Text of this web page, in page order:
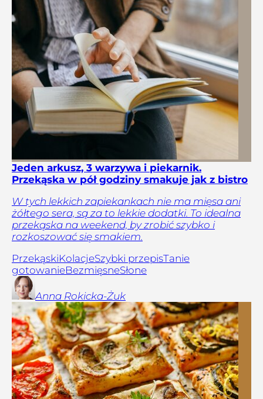
Jeden arkusz, 3 warzywa i piekarnik.
Przekąska w pół godziny smakuje jak z bistro
W tych lekkich zapiekankach nie ma mięsa ani
żółtego sera, są za to lekkie dodatki. To idealna
przekąska na weekend, by zrobić szybko i
rozkoszować się smakiem.
PrzekąskiKolacjeSzybki przepisTanie
gotowanieBezmięsneSłone
Anna Rokicka-Żuk